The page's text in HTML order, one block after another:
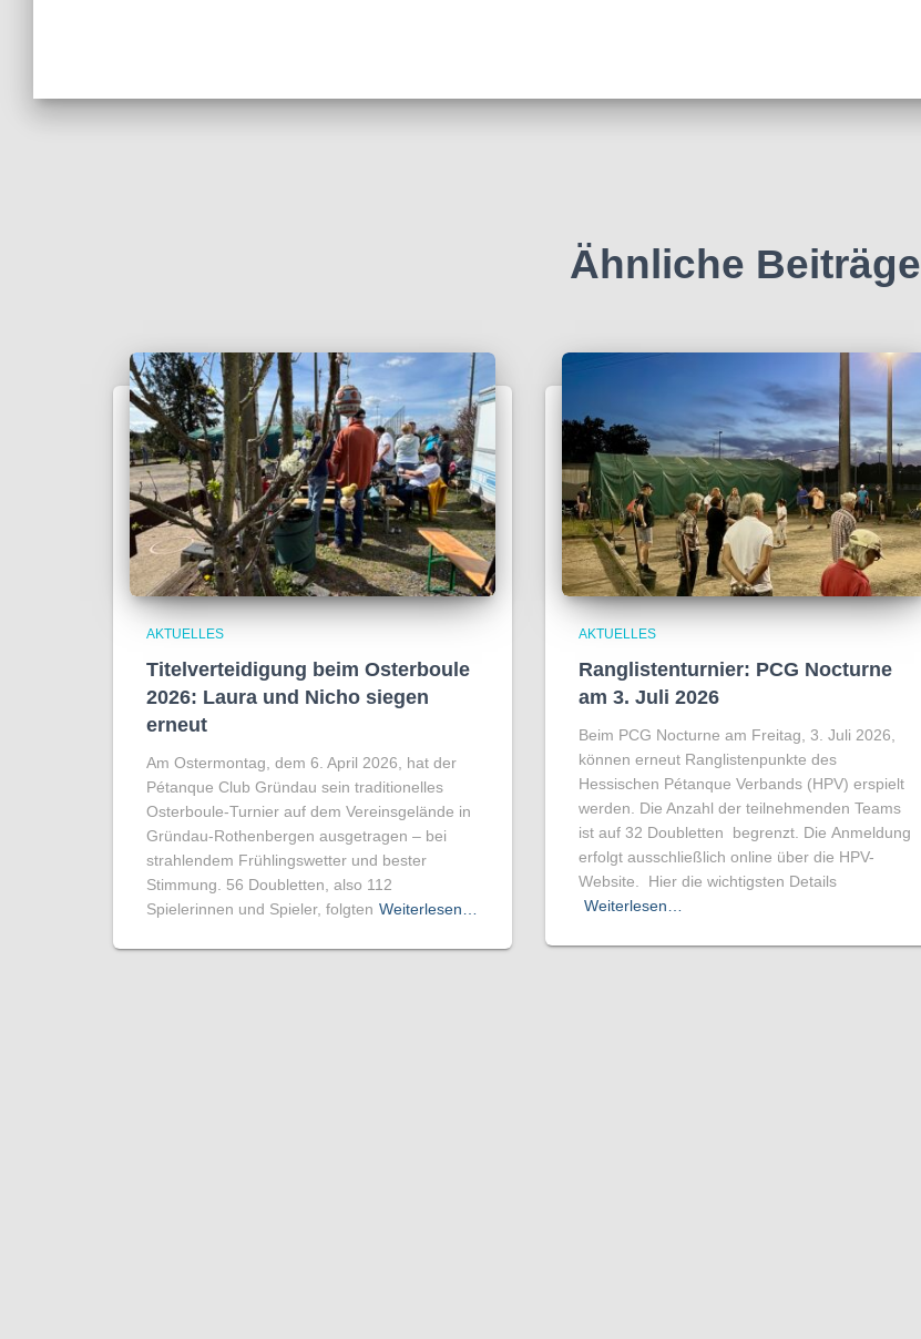
Ähnliche Beiträge
AKTUELLES
Titelverteidigung beim Osterboule
2026: Laura und Nicho siegen
erneut
Am Ostermontag, dem 6. April 2026, hat der
Pétanque Club Gründau sein traditionelles
Osterboule-Turnier auf dem Vereinsgelände in
Gründau-Rothenbergen ausgetragen – bei
strahlendem Frühlingswetter und bester
Stimmung. 56 Doubletten, also 112
Spielerinnen und Spieler, folgten Weiterlesen…
AKTUELLES
Ranglistenturnier: PCG Nocturne
am 3. Juli 2026
Beim PCG Nocturne am Freitag, 3. Juli 2026,
können erneut Ranglistenpunkte des
Hessischen Pétanque Verbands (HPV) erspielt
werden. Die Anzahl der teilnehmenden Teams
ist auf 32 Doubletten begrenzt. Die Anmeldung
erfolgt ausschließlich online über die HPV-
Website. Hier die wichtigsten Details
Weiterlesen…